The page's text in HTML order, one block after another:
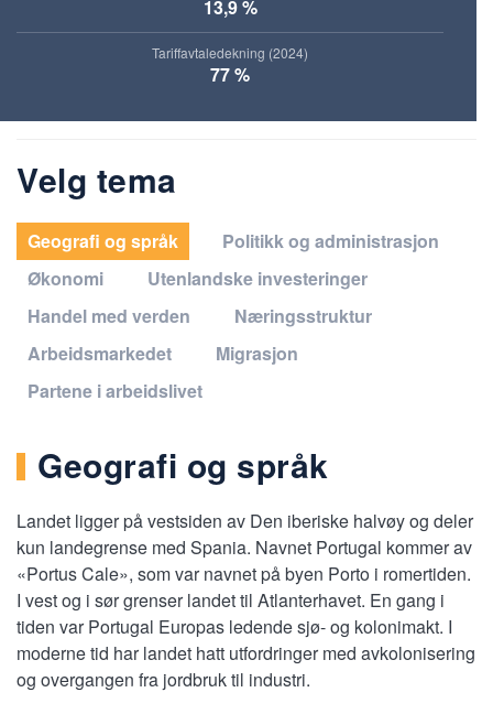
13,9 %
Tariffavtaledekning (2024)
77 %
Velg tema
Geografi og språk
Politikk og administrasjon
Økonomi
Utenlandske investeringer
Handel med verden
Næringsstruktur
Arbeidsmarkedet
Migrasjon
Partene i arbeidslivet
Geografi og språk
Landet ligger på vestsiden av Den iberiske halvøy og deler
kun landegrense med Spania. Navnet Portugal kommer av
«Portus Cale», som var navnet på byen Porto i romertiden.
I vest og i sør grenser landet til Atlanterhavet. En gang i
tiden var Portugal Europas ledende sjø- og kolonimakt. I
moderne tid har landet hatt utfordringer med avkolonisering
og overgangen fra jordbruk til industri.